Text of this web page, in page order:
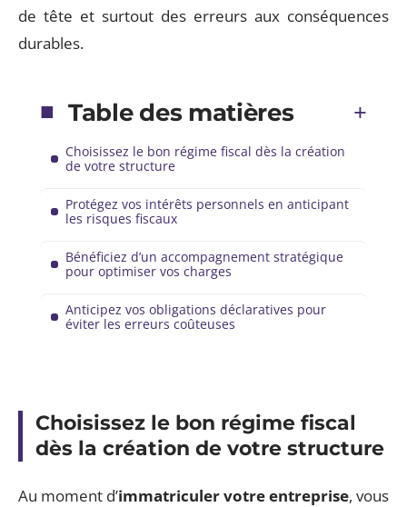
de tête et surtout des erreurs aux conséquences
durables.
Table des matières
Choisissez le bon régime fiscal dès la création
de votre structure
Protégez vos intérêts personnels en anticipant
les risques fiscaux
Bénéficiez d’un accompagnement stratégique
pour optimiser vos charges
Anticipez vos obligations déclaratives pour
éviter les erreurs coûteuses
Choisissez le bon régime fiscal
dès la création de votre structure
Au moment d’immatriculer votre entreprise, vous